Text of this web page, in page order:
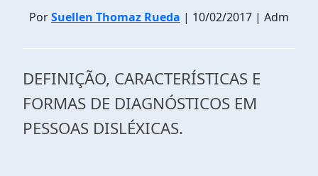
PorSuellen Thomaz Rueda | 10/02/2017 | Adm
DEFINIÇÃO, CARACTERÍSTICAS E
FORMAS DE DIAGNÓSTICOS EM
PESSOAS DISLÉXICAS.